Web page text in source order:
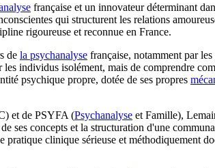
française et un innovateur déterminant
qui structurent les relations
rigoureuse et reconnue en France.
de la psychanalyse française, notamment par les
individus isolément, mais de comprendre
psychique propre, dotée de ses propres
et de PSYFA (Psychanalyse et Famille),
concepts et la structuration d'une
pratique clinique sérieuse et méthodiquement